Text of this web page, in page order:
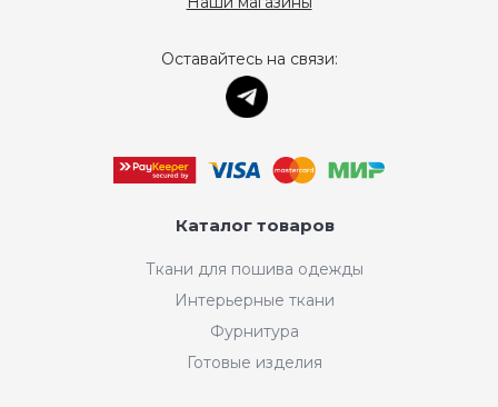
Оставайтесь на связи:
Каталог товаров
Ткани для пошива одежды
Интерьерные ткани
Фурнитура
Готовые изделия